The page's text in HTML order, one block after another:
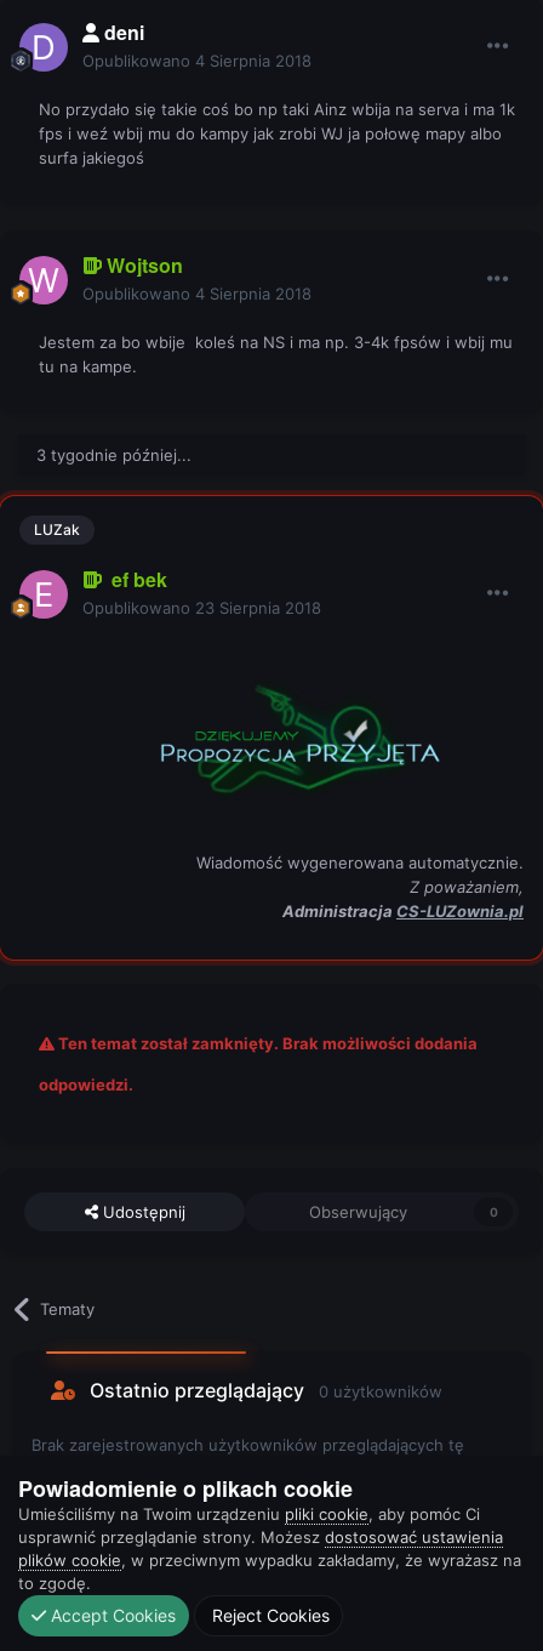
deni
Opublikowano 4 Sierpnia 2018
No przydało się takie coś bo np taki Ainz wbija na serva i ma 1k
fps i weź wbij mu do kampy jak zrobi WJ ja połowę mapy albo
surfa jakiegoś
Wojtson
Opublikowano 4 Sierpnia 2018
Jestem za bo wbije koleś na NS i ma np. 3-4k fpsów i wbij mu
tu na kampe.
3 tygodnie później...
LUZak
ef bek
Opublikowano 23 Sierpnia 2018
Wiadomość wygenerowana automatycznie.
Z poważaniem,
Administracja CS-LUZownia.pl
Ten temat został zamknięty. Brak możliwości dodania
odpowiedzi.
Udostępnij Obserwujący 0
Tematy
Ostatnio przeglądający 0 użytkowników
Brak zarejestrowanych użytkowników przeglądających tę
Powiadomienie o plikach cookie
Umieściliśmy na Twoim urządzeniu pliki cookie, aby pomóc Ci
usprawnić przeglądanie strony. Możesz dostosować ustawienia
plików cookie, w przeciwnym wypadku zakładamy, że wyrażasz na
to zgodę.
Accept Cookies Reject Cookies